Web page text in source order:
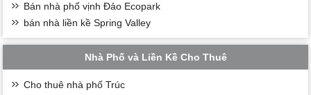
Bán nhà phố vịnh Đảo Ecopark
bán nhà liền kề Spring Valley
Nhà Phố và Liền Kề Cho Thuê
Cho thuê nhà phố Trúc